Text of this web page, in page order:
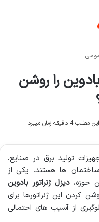
را روشن
دقیقه زمان میبرد
تولید برق در صنایع،
ساختمان ها هستند. یکی از
حوزه،دیزل ژنراتور بادوین
این ژنراتورها برای
از آسیب های احتمالی